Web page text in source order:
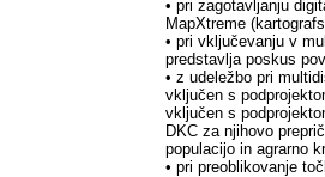
• pri zagotavljanju
MapXtreme
• pri vključevanju v
predstavlja poskus
• z udeležbo pri
vključen s
vključen s
DKC za njihovo
populacijo in agrarno
• pri preoblikovanje